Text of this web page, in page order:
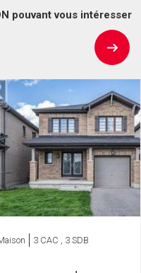
pouvant vous intéresser
3 CAC , 3 SDB